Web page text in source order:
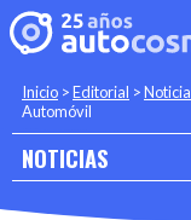
Inicio >Editorial >
Automóvil
NOTICIAS